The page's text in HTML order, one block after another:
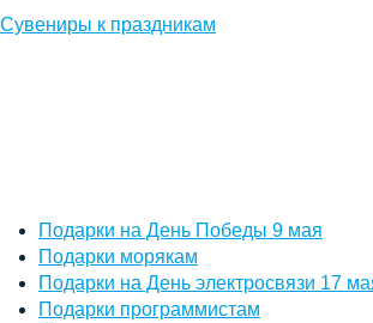
Сувениры к праздникам
Подарки на День Победы 9 мая
Подарки морякам
Подарки на День электросвязи 17
Подарки программистам